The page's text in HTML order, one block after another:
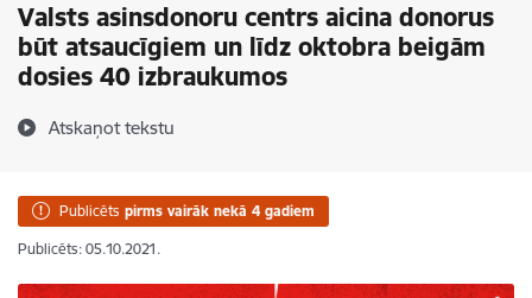
Valsts asinsdonoru centrs aicina donorus
būt atsaucīgiem un līdz oktobra beigām
dosies 40 izbraukumos
Atskaņot tekstu
Publicēts pirms vairāk nekā 4 gadiem
Publicēts: 05.10.2021.